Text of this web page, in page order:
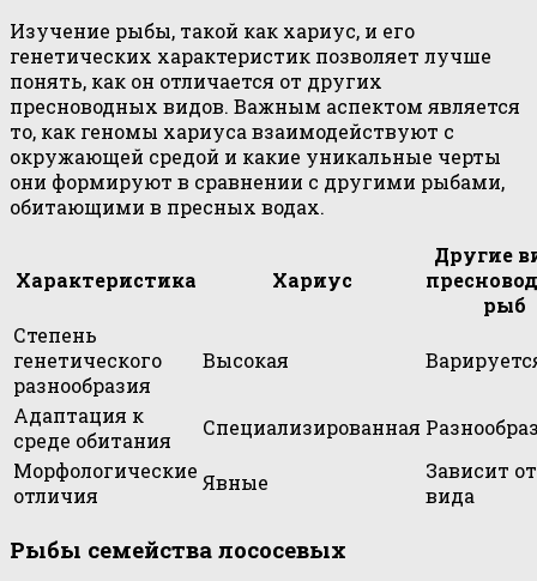
Изучение рыбы, такой как хариус, и его
генетических характеристик позволяет лучше
понять, как он отличается от других
пресноводных видов. Важным аспектом является
то, как геномы хариуса взаимодействуют с
окружающей средой и какие уникальные черты
они формируют в сравнении с другими рыбами,
обитающими в пресных водах.
Характеристика Хариус
Другие
рыб
Степень
генетического
разнообразия
Высокая
Адаптация к
среде обитания
Специализированная
Морфологические
отличия
Явные
Зависит от
вида
Рыбы семейства лососевых